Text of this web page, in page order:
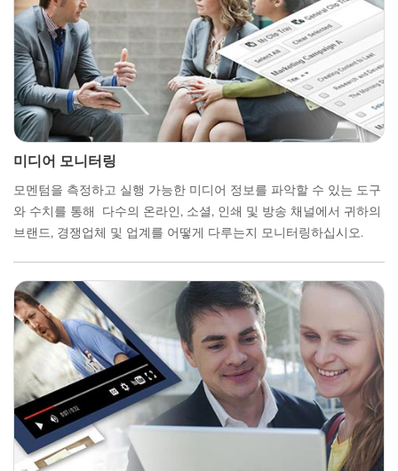
미디어 모니터링
모멘텀을 측정하고 실행 가능한 미디어 정보를 파악할 수 있는 도구
와 수치를 통해 다수의 온라인, 소셜, 인쇄 및 방송 채널에서 귀하의
브랜드, 경쟁업체 및 업계를 어떻게 다루는지 모니터링하십시오.